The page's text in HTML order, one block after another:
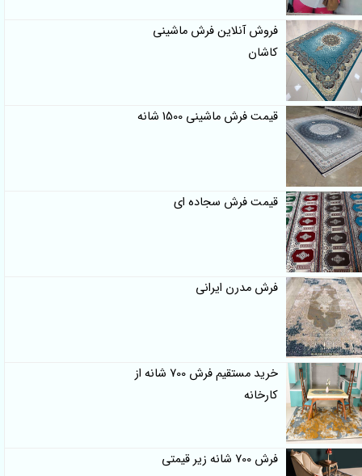
فروش آنلاین فرش ماشینی
کاشان
قیمت فرش ماشینی 1500 شانه
قیمت فرش سجاده ای
فرش مدرن ایرانی
خرید مستقیم فرش 700 شانه از
کارخانه
فرش 700 شانه زیر قیمتی